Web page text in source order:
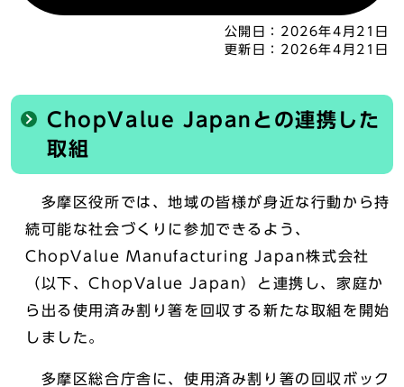
公開日： 2026年4月21日
更新日： 2026年4月21日
ChopValue Japanとの連携した
取組
多摩区役所では、地域の皆様が身近な行動から持
続可能な社会づくりに参加できるよう、
ChopValue Manufacturing Japan株式会社
（以下、ChopValue Japan）と連携し、家庭か
ら出る使用済み割り箸を回収する新たな取組を開始
しました。
多摩区総合庁舎に、使用済み割り箸の回収ボック